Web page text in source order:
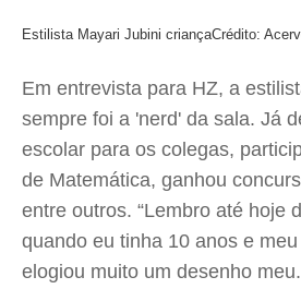
Estilista Mayari Jubini criançaCrédito:
Em entrevista para HZ, a
sempre foi a 'nerd' da sala. Já
escolar para os colegas,
de Matemática, ganhou
entre outros. “Lembro até hoje
quando eu tinha 10 anos e
elogiou muito um desenho